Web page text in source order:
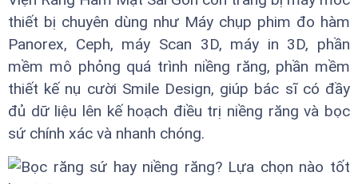
thiết bị chuyên dùng như Máy chụp phim đo hàm
Panorex, Ceph, máy Scan 3D, máy in 3D, phần
mềm mô phỏng quá trình niềng răng, phần mềm
thiết kế nụ cười Smile Design, giúp bác sĩ có đầy
đủ dữ liệu lên kế hoạch điều trị niềng răng và bọc
sứ chính xác và nhanh chóng.